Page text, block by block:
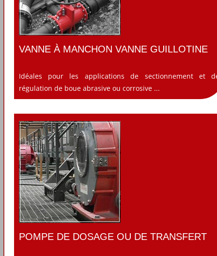
VANNE À MANCHON VANNE GUILLOTINE
Idéales pour les applications de sectionnement et
régulation de boue abrasive ou corrosive ...
POMPE DE DOSAGE OU DE TRANSFERT